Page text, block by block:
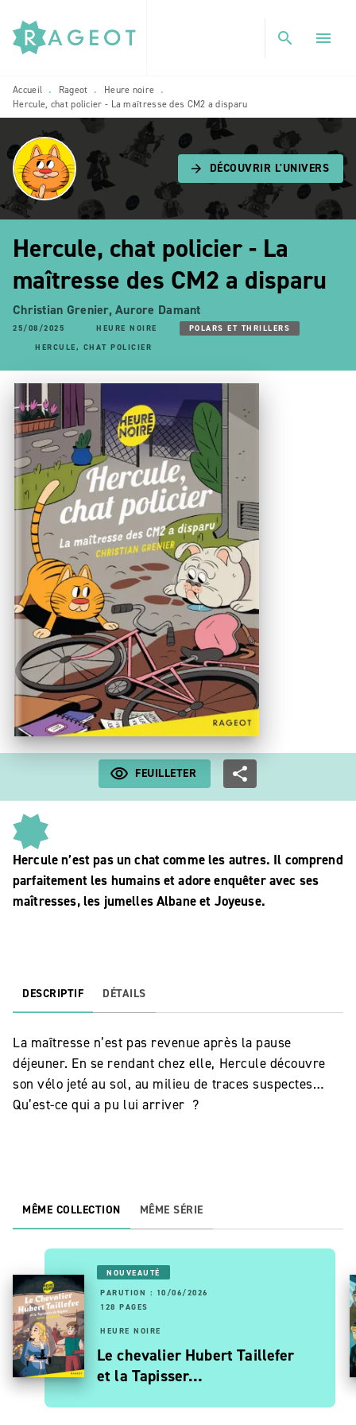
MENU RECHERCHE
PIED DE PAGE
search menu
Accueil • Rageot • Heure noire •
Hercule, chat policier - La maîtresse des CM2 a disparu
arrow_forward DÉCOUVRIR L'UNIVERS
Hercule, chat policier - La
maîtresse des CM2 a disparu
Christian Grenier,Aurore Damant
25/08/2025 HEURE NOIRE
POLARS ET THRILLERS
HERCULE, CHAT POLICIER
FEUILLETER
Hercule n’est pas un chat comme les autres. Il comprend
parfaitement les humains et adore enquêter avec ses
maîtresses, les jumelles Albane et Joyeuse.
DESCRIPTIF DÉTAILS
La maîtresse n’est pas revenue après la pause
déjeuner. En se rendant chez elle, Hercule découvre
son vélo jeté au sol, au milieu de traces suspectes…
Qu’est-ce qui a pu lui arriver ?
MÊME COLLECTION MÊME SÉRIE
NOUVEAUTÉ
PARUTION : 10/06/2026
128 PAGES
HEURE NOIRE
Le chevalier Hubert Taillefer
et la Tapisser…